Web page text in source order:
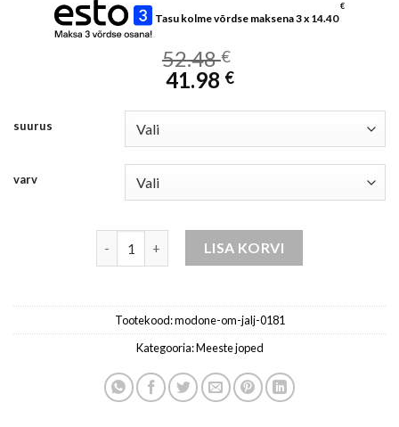
Tasu kolme võrdse maksena 3 x 14.40
€
52.48€
41.98 €
suurus
varv
meeste jakk kogusLISA KORVI
Tootekood:modone-om-jalj-0181
Kategooria:Meeste joped